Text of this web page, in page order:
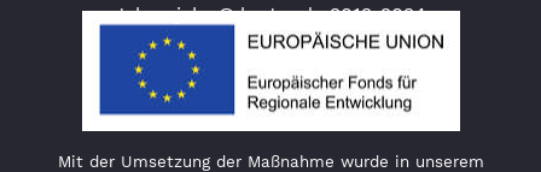
Jahresjahr © lauter.de 2012-2024
Mit der Umsetzung der Maßnahme wurde in unserem